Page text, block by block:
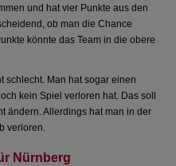
und hat vier Punkte aus den
ob man die Chance
könnte das Team in die obere
schlecht. Man hat sogar einen
kein Spiel verloren hat. Das soll
ändern. Allerdings hat man in der
verloren.
Nürnberg